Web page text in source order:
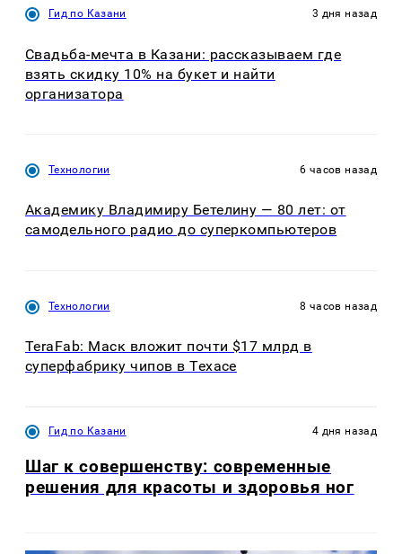
Гид по Казани 3 дня назад
Свадьба-мечта в Казани: рассказываем где
взять скидку 10% на букет и найти
организатора
Технологии 6 часов назад
Академику Владимиру Бетелину — 80 лет: от
самодельного радио до суперкомпьютеров
Технологии 8 часов назад
TeraFab: Маск вложит почти $17 млрд в
суперфабрику чипов в Техасе
Гид по Казани 4 дня назад
Шаг к совершенству: современные
решения для красоты и здоровья ног